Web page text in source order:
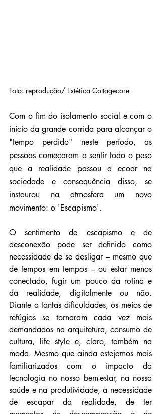
Foto: reprodução/ Estética Cottagecore
Com o fim do isolamento social e com o
início da grande corrida para alcançar o
"tempo perdido" neste período, as
pessoas começaram a sentir todo o peso
que a realidade passou a ecoar na
sociedade e consequência disso, se
instaurou na atmosfera um novo
movimento: o 'Escapismo'.
O sentimento de escapismo e de
desconexão pode ser definido como
necessidade de se desligar – mesmo que
de tempos em tempos – ou estar menos
conectado, fugir um pouco da rotina e
da realidade, digitalmente ou não.
Diante a tantas dificuldades, os meios de
refúgios se tornaram cada vez mais
demandados na arquitetura, consumo de
cultura, life style e, claro, também na
moda. Mesmo que ainda estejamos mais
familiarizados com o impacto da
tecnologia no nosso bem-estar, na nossa
saúde e na produtividade, a necessidade
de escapar da realidade, de ter